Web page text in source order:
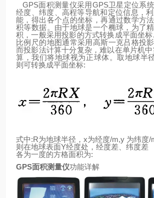
GPS面积测量仪采用GPS卫星定位系
经度、纬度、高程等导航和定位信息，利
能，得出各个点的坐标，再通过数学方
积等数据。由于地球是一个椭球，为了
积，一般采用投影的方式转换成平面坐标.
比例尺的地图通常采用高斯一克吕格投
而投影法计算十分复杂，难以在单片机
算，我们将地球视为正球体。取地球半
则可转换成平面坐标:
式中:R为地球半径， x为经度/m,y 为纬度/
则 在地球表面Y经度处，经度差、纬度差
各为一度的方格面积为:
GPS面积测量仪功能详解